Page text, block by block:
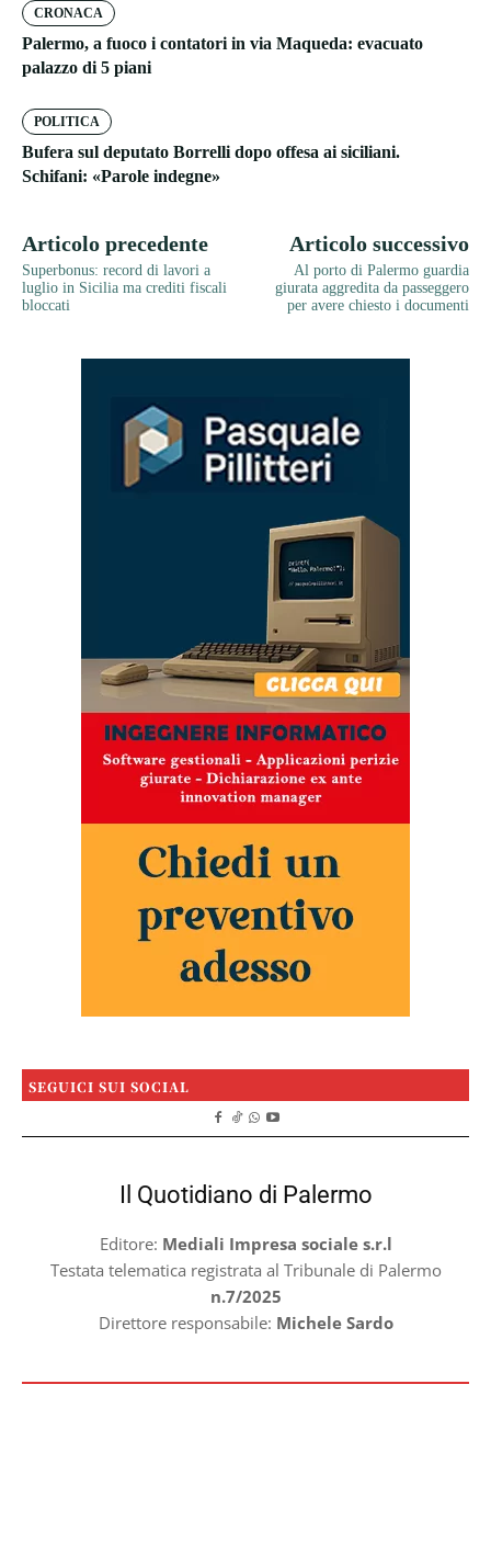
CRONACA
Palermo, a fuoco i contatori in via Maqueda: evacuato
palazzo di 5 piani
POLITICA
Bufera sul deputato Borrelli dopo offesa ai siciliani.
Schifani: «Parole indegne»
Articolo precedente
Superbonus: record di lavori a
luglio in Sicilia ma crediti fiscali
bloccati
Articolo successivo
Al porto di Palermo guardia
giurata aggredita da passeggero
per avere chiesto i documenti
SEGUICI SUI SOCIAL
Il Quotidiano di Palermo
Editore: Mediali Impresa sociale s.r.l
Testata telematica registrata al Tribunale di Palermo
n.7/2025
Direttore responsabile: Michele Sardo